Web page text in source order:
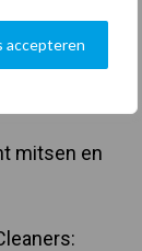
accepteren
nieuws
mitsen en